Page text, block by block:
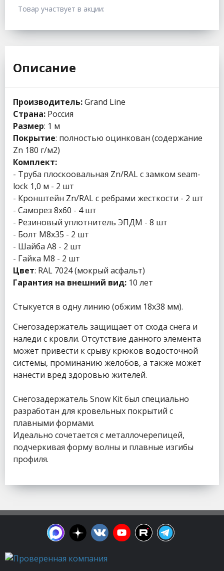
Товар участвует в акции:
Описание
Производитель:Grand Line
Страна: Россия
Размер: 1 м
Покрытие: полностью оцинкован (содержание
Zn 180 г/м2)
Комплект:
- Труба плоскоовальная Zn/RAL с замком seam-
lock 1,0 м - 2 шт
- Кронштейн Zn/RAL с ребрами жесткости - 2 шт
- Саморез 8х60 - 4 шт
- Резиновый уплотнитель ЭПДМ - 8 шт
- Болт М8х35 - 2 шт
- Шайба А8 - 2 шт
- Гайка М8 - 2 шт
Цвет: RAL 7024 (мокрый асфальт)
Гарантия на внешний вид: 10 лет
Стыкуется в одну линию (обжим 18х38 мм).
Снегозадержатель защищает от схода снега и
наледи с кровли. Отсутствие данного элемента
может привести к срыву крюков водосточной
системы, проминанию желобов, а также может
нанести вред здоровью жителей.
Снегозадержатель Snow Kit был специально
разработан для кровельных покрытий с
плавными формами.
Идеально сочетается с металлочерепицей,
подчеркивая форму волны и плавные изгибы
профиля.